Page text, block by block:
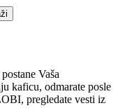
Vaša
kaficu, odmarate posle
pregledate vesti iz